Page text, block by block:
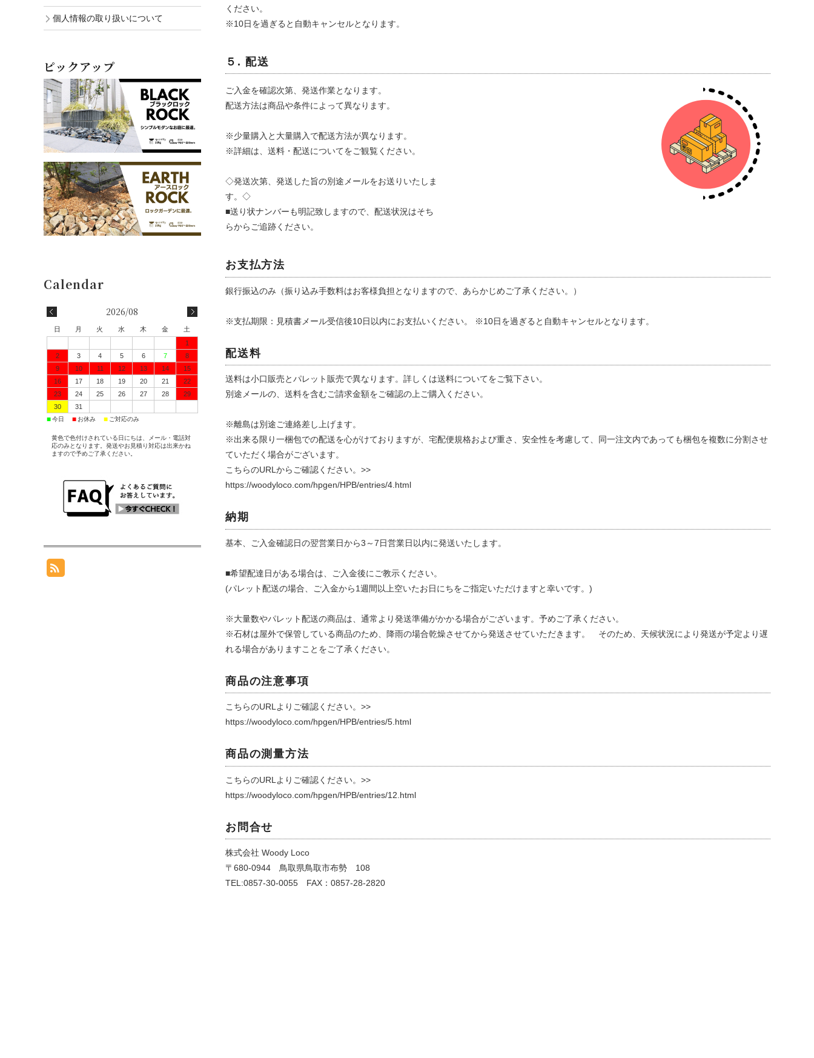
ください。
※10日を過ぎると自動キャンセルとなります。
５. 配送
ご入金を確認次第、発送作業となります。
配送方法は商品や条件によって異なります。
※少量購入と大量購入で配送方法が異なります。
※詳細は、送料・配送についてをご観覧ください。
◇発送次第、発送した旨の別途メールをお送りいたしま
す。◇
■送り状ナンバーも明記致しますので、配送状況はそち
らからご追跡ください。
お支払方法
銀行振込のみ（振り込み手数料はお客様負担となりますので、あらかじめご了承ください。）
※支払期限：見積書メール受信後10日以内にお支払いください。 ※10日を過ぎると自動キャンセルとなります。
配送料
送料は小口販売とパレット販売で異なります。詳しくは送料についてをご覧下さい。
別途メールの、送料を含むご請求金額をご確認の上ご購入ください。
※離島は別途ご連絡差し上げます。
※出来る限り一梱包での配送を心がけておりますが、宅配便規格および重さ、安全性を考慮して、同一注文内であっても梱包を複数に分割させ
ていただく場合がございます。
こちらのURLからご確認ください。>>
https://woodyloco.com/hpgen/HPB/entries/4.html
納期
基本、ご入金確認日の翌営業日から3～7日営業日以内に発送いたします。
■希望配達日がある場合は、ご入金後にご教示ください。
(パレット配送の場合、ご入金から1週間以上空いたお日にちをご指定いただけますと幸いです。)
※大量数やパレット配送の商品は、通常より発送準備がかかる場合がございます。予めご了承ください。
※石材は屋外で保管している商品のため、降雨の場合乾燥させてから発送させていただきます。 そのため、天候状況により発送が予定より遅
れる場合がありますことをご了承ください。
商品の注意事項
こちらのURLよりご確認ください。>>
https://woodyloco.com/hpgen/HPB/entries/5.html
商品の測量方法
こちらのURLよりご確認ください。>>
https://woodyloco.com/hpgen/HPB/entries/12.html
お問合せ
株式会社 Woody Loco
〒680‐0944 鳥取県鳥取市布勢 108
TEL:0857-30-0055 FAX：0857-28-2820
個人情報の取り扱いについて
ピックアップ
2026/08
日 月 火 水 木 金
土
1
2
3 4 5 6 7
8
9
10 11 12 13 14
15
16
17 18 19 20 21
22
23
24 25 26 27 28
29
30
31
■今日 ■お休み ■ ご対応のみ
黄色で色付けされている日にちは、メール・電話対
応のみとなります。発送やお見積り対応は出来かね
ますので予めご了承ください。